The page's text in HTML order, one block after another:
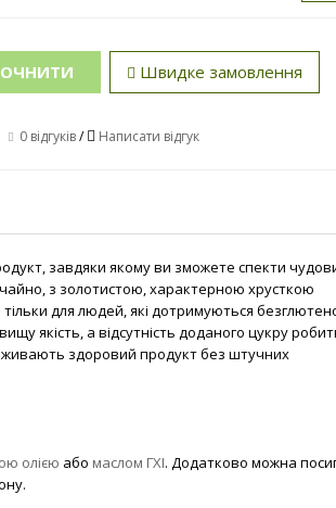
Швидке замовлення
0 відгуків/ Написати відгук
завдяки якому ви зможете спекти
з золотистою, характерною хрусткою
для людей, які дотримуються
якість, а відсутність доданого цукру
здоровий продукт без штучних
олією або маслом ГХІ. Додатково можна